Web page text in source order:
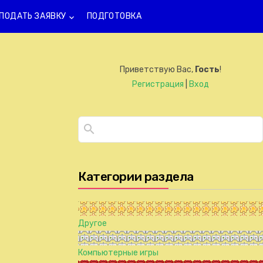
ПОДАТЬ ЗАЯВКУ keyboard_arrow_down ПОДГОТОВКА
Приветствую Вас, Гость!
Регистрация
Вход
Категории раздела
Другое
Компьютерные игры